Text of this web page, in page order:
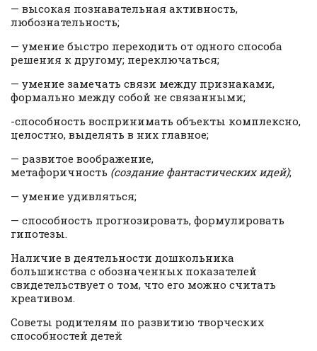
— высокая познавательная активность,
любознательность;
— умение быстро переходить от одного способа
решения к другому; переключаться;
— умение замечать связи между признаками,
формально между собой не связанными;
-способность воспринимать объекты комплексно,
целостно, выделять в них главное;
— развитое воображение,
метафоричность (создание фантастических идей);
— умение удивляться;
— способность прогнозировать, формулировать
гипотезы.
Наличие в деятельности дошкольника
большинства с обозначенных показателей
свидетельствует о том, что его можно считать
креативом.
Советы родителям по развитию творческих
способностей детей